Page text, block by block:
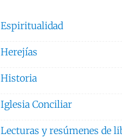
Espiritualidad
Herejías
Historia
Iglesia Conciliar
Lecturas y resúmenes de